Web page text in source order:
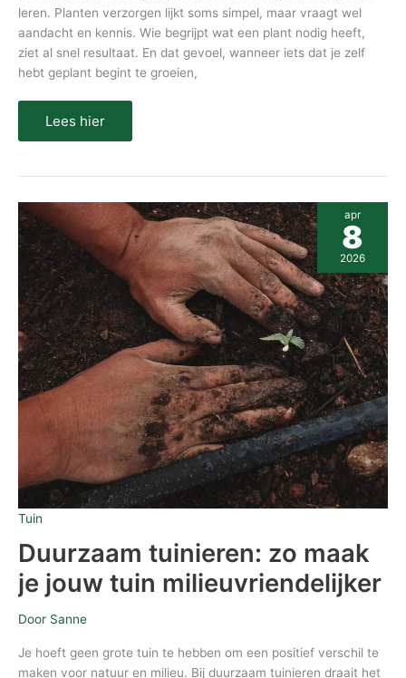
leren. Planten verzorgen lijkt soms simpel, maar vraagt wel
aandacht en kennis. Wie begrijpt wat een plant nodig heeft,
ziet al snel resultaat. En dat gevoel, wanneer iets dat je zelf
hebt geplant begint te groeien,
Lees hier
Tuin
Duurzaam tuinieren: zo maak
je jouw tuin milieuvriendelijker
Door Sanne
Je hoeft geen grote tuin te hebben om een positief verschil te
maken voor natuur en milieu. Bij duurzaam tuinieren draait het
Duurzaam
tuinieren:
zo
maak
je
jouw
tuin
milieuvriendelijker
apr
8
2026